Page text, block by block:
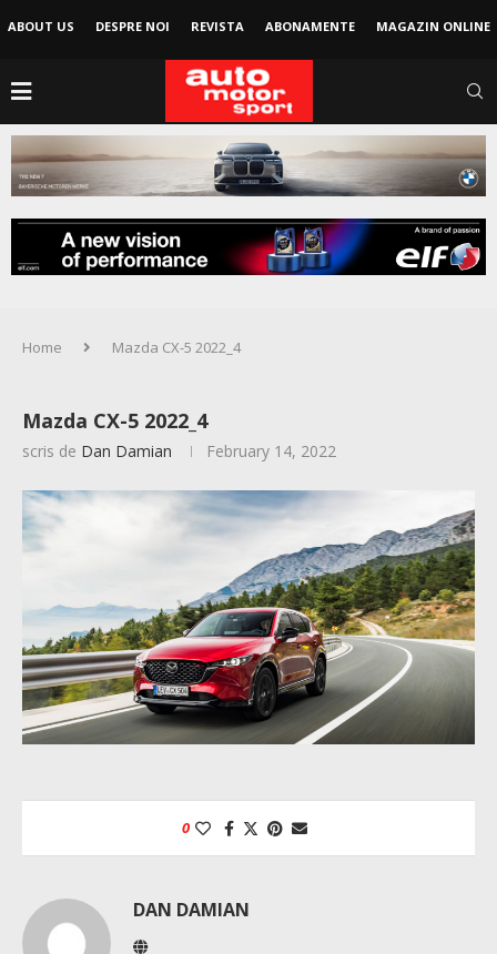
ABOUT US DESPRE NOI REVISTA ABONAMENTE MAGAZIN ONLINE
Home Mazda CX-5 2022_4
Mazda CX-5 2022_4
scris de Dan Damian February 14, 2022
0
DAN DAMIAN